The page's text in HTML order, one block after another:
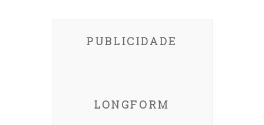
PUBLICIDADE
LONGFORM